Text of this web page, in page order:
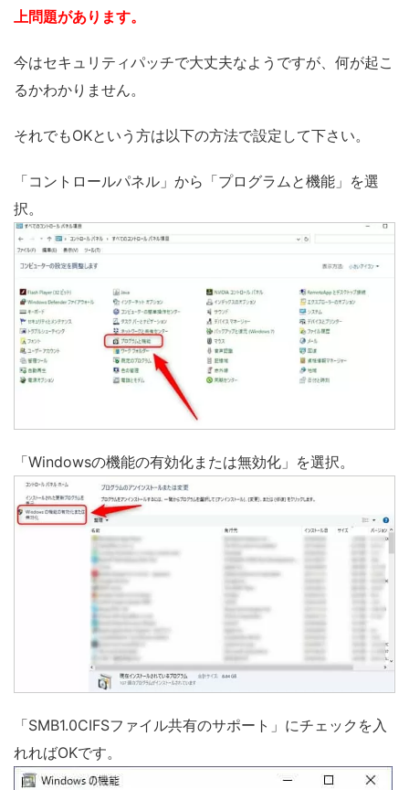
上問題があります。
今はセキュリティパッチで大丈夫なようですが、何が起こ
るかわかりません。
それでもOKという方は以下の方法で設定して下さい。
「コントロールパネル」から「プログラムと機能」を選
択。
「Windowsの機能の有効化または無効化」を選択。
「SMB1.0CIFSファイル共有のサポート」にチェックを入
れればOKです。